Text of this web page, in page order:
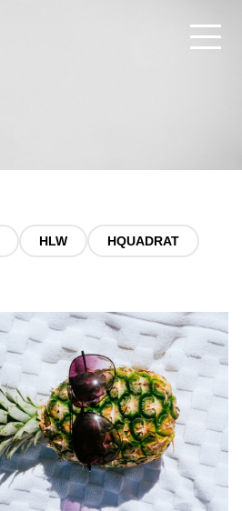
HLW HQUADRAT